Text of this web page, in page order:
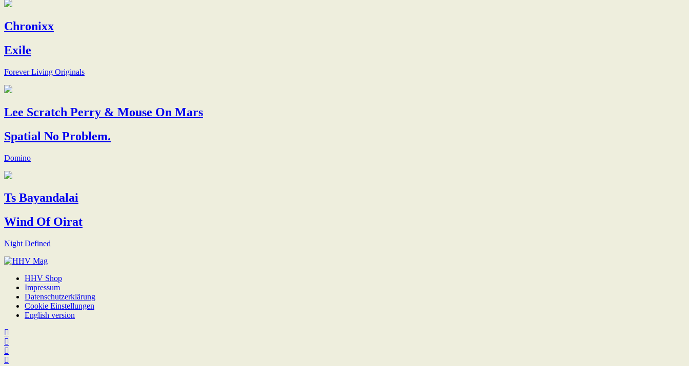
Chronixx
Exile
Forever Living Originals
Lee Scratch Perry & Mouse On Mars
Spatial No Problem.
Domino
Ts Bayandalai
Wind Of Oirat
Night Defined
HHV Shop
Impressum
Datenschutzerklärung
Cookie Einstellungen
English version